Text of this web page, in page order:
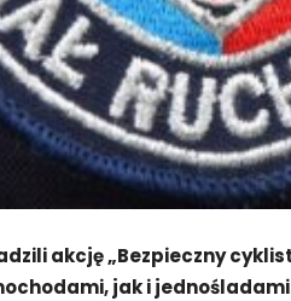
akcję „Bezpieczny
jak i